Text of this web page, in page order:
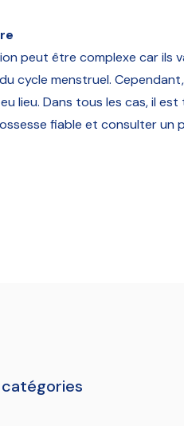
peut être complexe car ils
cycle menstruel.
lieu. Dans tous les cas, il
fiable et consulter un
catégories